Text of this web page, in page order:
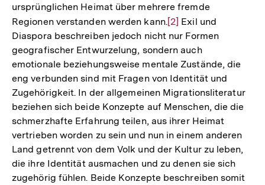
ursprünglichen Heimat über mehrere fremde
Regionen verstanden werden kann.Zur
Auflösung
der
Fußnote
[2] Exil und
Diaspora beschreiben jedoch nicht nur Formen
geografischer Entwurzelung, sondern auch
emotionale beziehungsweise mentale Zustände, die
eng verbunden sind mit Fragen von Identität und
Zugehörigkeit. In der allgemeinen Migrationsliteratur
beziehen sich beide Konzepte auf Menschen, die die
schmerzhafte Erfahrung teilen, aus ihrer Heimat
vertrieben worden zu sein und nun in einem anderen
Land getrennt von dem Volk und der Kultur zu leben,
die ihre Identität ausmachen und zu denen sie sich
zugehörig fühlen. Beide Konzepte beschreiben somit